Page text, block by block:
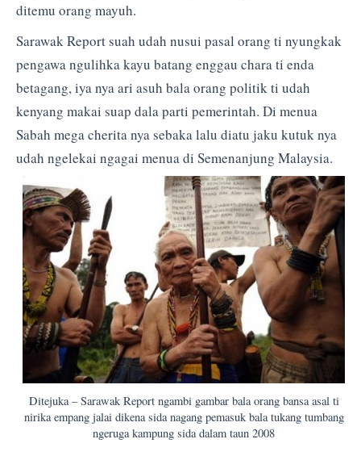
ditemu orang mayuh.
Sarawak Report suah udah nusui pasal orang ti nyungkak
pengawa ngulihka kayu batang enggau chara ti enda
betagang, iya nya ari asuh bala orang politik ti udah
kenyang makai suap dala parti pemerintah. Di menua
Sabah mega cherita nya sebaka lalu diatu jaku kutuk nya
udah ngelekai ngagai menua di Semenanjung Malaysia.
Ditejuka – Sarawak Report ngambi gambar bala orang bansa asal ti
nirika empang jalai dikena sida nagang pemasuk bala tukang tumbang
ngeruga kampung sida dalam taun 2008